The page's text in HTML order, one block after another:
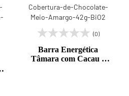
(0)
Barra Energética
Tâmara com Cacau e